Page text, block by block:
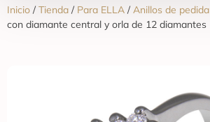
Inicio /Tienda / Para ELLA /Anillos de pedida
con diamante central y orla de 12 diamantes